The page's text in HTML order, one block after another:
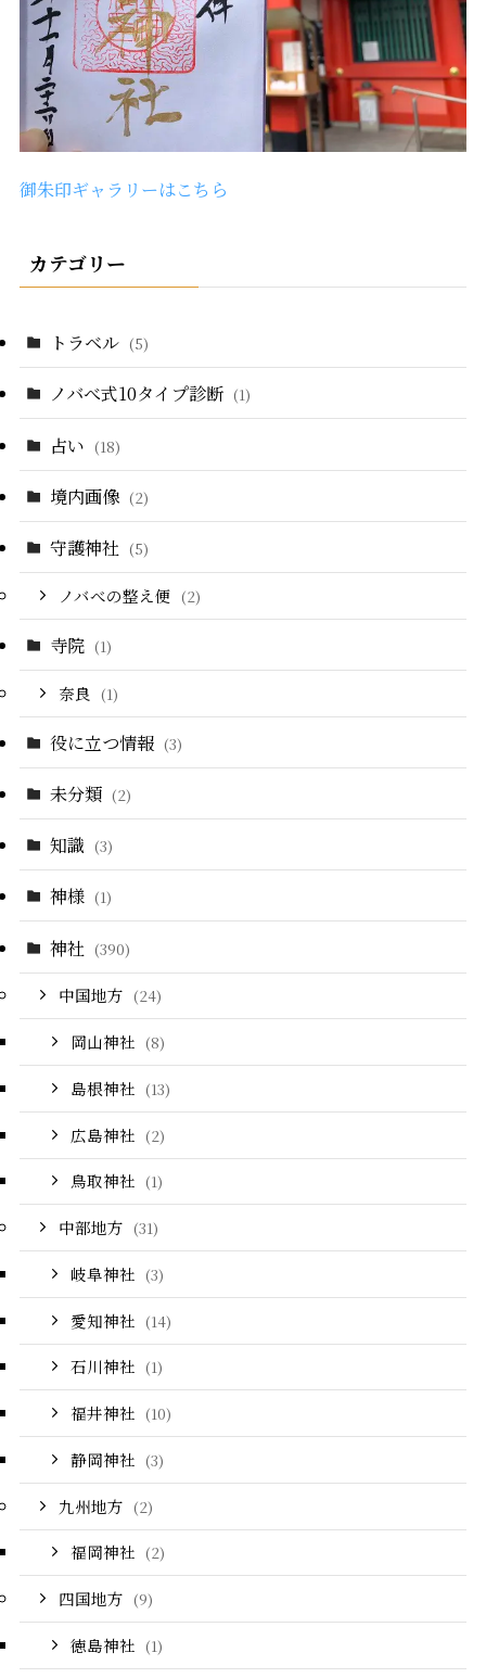
御朱印ギャラリーはこちら
カテゴリー
トラベル (5)
ノバべ式10タイプ診断 (1)
占い (18)
境内画像 (2)
守護神社 (5)
ノバべの整え便 (2)
寺院 (1)
奈良 (1)
役に立つ情報 (3)
未分類 (2)
知識 (3)
神様 (1)
神社 (390)
中国地方 (24)
岡山神社 (8)
島根神社 (13)
広島神社 (2)
鳥取神社 (1)
中部地方 (31)
岐阜神社 (3)
愛知神社 (14)
石川神社 (1)
福井神社 (10)
静岡神社 (3)
九州地方 (2)
福岡神社 (2)
四国地方 (9)
徳島神社 (1)